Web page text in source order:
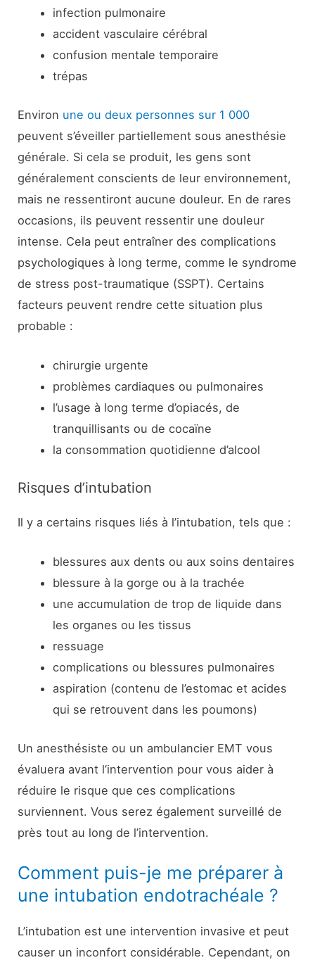
infection pulmonaire
accident vasculaire cérébral
confusion mentale temporaire
trépas
Environ une ou deux personnes sur 1 000
peuvent s’éveiller partiellement sous anesthésie
générale. Si cela se produit, les gens sont
généralement conscients de leur environnement,
mais ne ressentiront aucune douleur. En de rares
occasions, ils peuvent ressentir une douleur
intense. Cela peut entraîner des complications
psychologiques à long terme, comme le syndrome
de stress post-traumatique (SSPT). Certains
facteurs peuvent rendre cette situation plus
probable :
chirurgie urgente
problèmes cardiaques ou pulmonaires
l’usage à long terme d’opiacés, de
tranquillisants ou de cocaïne
la consommation quotidienne d’alcool
Risques d’intubation
Il y a certains risques liés à l’intubation, tels que :
blessures aux dents ou aux soins dentaires
blessure à la gorge ou à la trachée
une accumulation de trop de liquide dans
les organes ou les tissus
ressuage
complications ou blessures pulmonaires
aspiration (contenu de l’estomac et acides
qui se retrouvent dans les poumons)
Un anesthésiste ou un ambulancier EMT vous
évaluera avant l’intervention pour vous aider à
réduire le risque que ces complications
surviennent. Vous serez également surveillé de
près tout au long de l’intervention.
Comment puis-je me préparer à
une intubation endotrachéale ?
L’intubation est une intervention invasive et peut
causer un inconfort considérable. Cependant, on